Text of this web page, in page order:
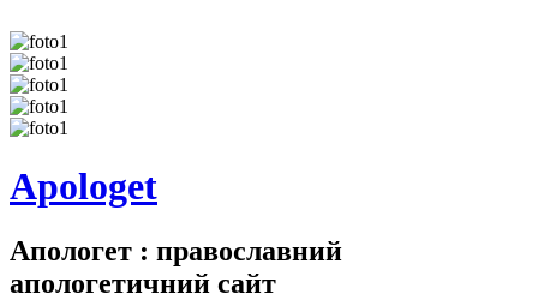
Apologet
Апологет : православний
апологетичний сайт